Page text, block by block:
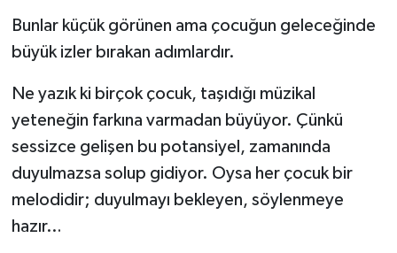
Bunlar küçük görünen ama çocuğun geleceğinde
büyük izler bırakan adımlardır.
Ne yazık ki birçok çocuk, taşıdığı müzikal
yeteneğin farkına varmadan büyüyor. Çünkü
sessizce gelişen bu potansiyel, zamanında
duyulmazsa solup gidiyor. Oysa her çocuk bir
melodidir; duyulmayı bekleyen, söylenmeye
hazır…